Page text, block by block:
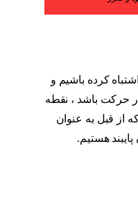
کرده باشیم و
حرکت باشد ، نقطه
از قبل به عنوان
هستیم.